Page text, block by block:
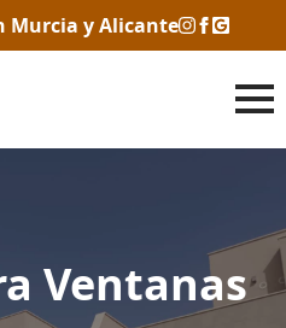
Murcia y Alicante
Ventanas